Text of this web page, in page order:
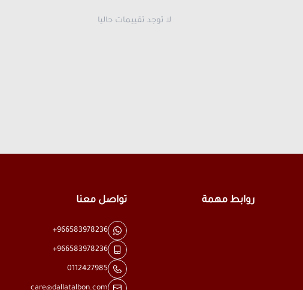
لا توجد تقييمات حاليا
روابط مهمة تواصل معنا
+966583978236
+966583978236
0112427985
care@dallatalbon.com